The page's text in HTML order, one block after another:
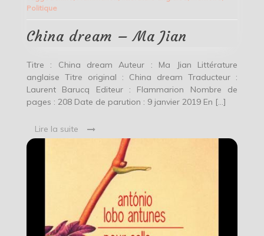
Politique
China dream – Ma Jian
Titre : China dream Auteur : Ma Jian Littérature
anglaise Titre original : China dream Traducteur :
Laurent Barucq Editeur : Flammarion Nombre de
pages : 208 Date de parution : 9 janvier 2019 En […]
Lire la suite